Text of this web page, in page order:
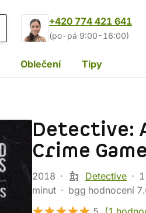
+420 774 421 641
(po-pá 9:00-16:00)
Oblečení Tipy
Detective:
Crime Game
2018 Detective
minut
bgg hodnocení